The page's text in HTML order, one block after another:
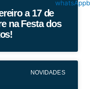
a 17 de
na Festa dos
NOVIDADES